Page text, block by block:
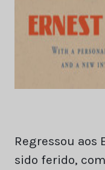
Regressou aos
sido ferido,